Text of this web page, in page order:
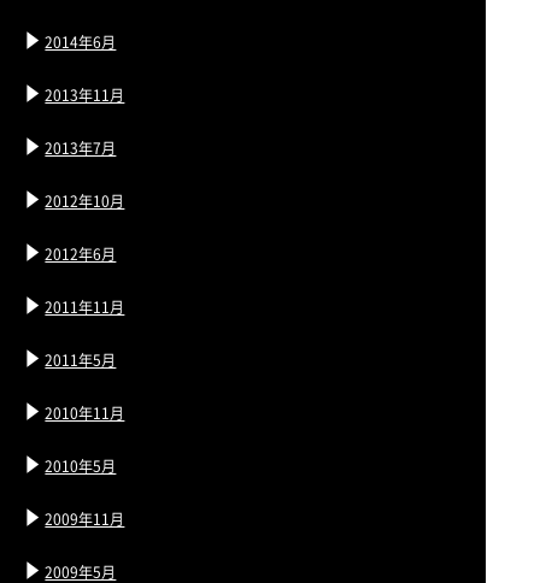
2014年6月
2013年11月
2013年7月
2012年10月
2012年6月
2011年11月
2011年5月
2010年11月
2010年5月
2009年11月
2009年5月